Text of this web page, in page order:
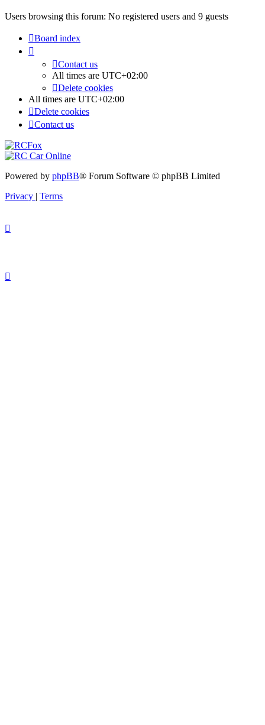
Users browsing this forum: No registered users and 9 guests
Board index
Contact us
All times are UTC+02:00
Delete cookies
All times are UTC+02:00
Delete cookies
Contact us
Powered by phpBB® Forum Software © phpBB Limited
Privacy | Terms